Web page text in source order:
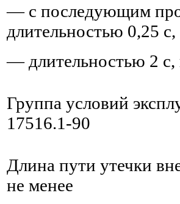
— с последующим
длительностью 0,25
— длительностью 2 с,
Группа условий
17516.1-90
Длина пути утечки
не менее